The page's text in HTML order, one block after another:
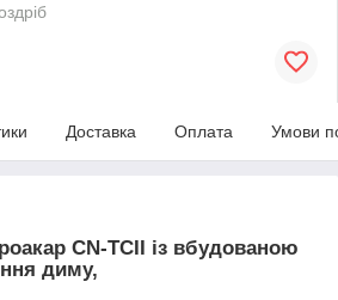
Доставка Оплата Умови
CN-TCII із вбудованою
диму,